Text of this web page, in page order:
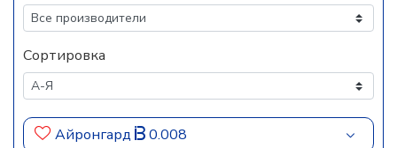
Сортировка
Айронгард 0.008